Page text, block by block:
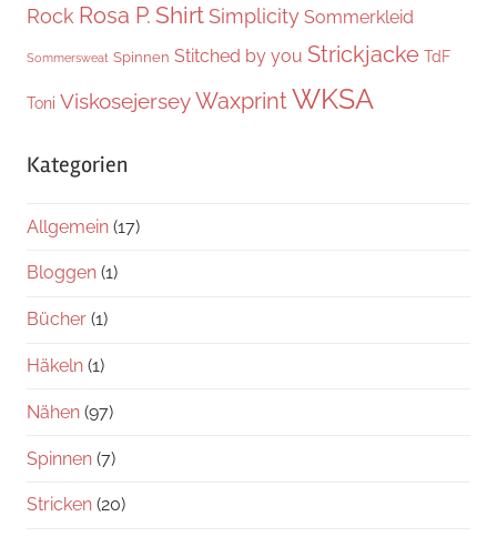
Rock Rosa P. Shirt Simplicity Sommerkleid
Sommersweat Spinnen Stitched by you Strickjacke TdF
Toni ViskosejerseyWaxprintWKSA
Kategorien
Allgemein (17)
Bloggen (1)
Bücher (1)
Häkeln (1)
Nähen (97)
Spinnen (7)
Stricken (20)